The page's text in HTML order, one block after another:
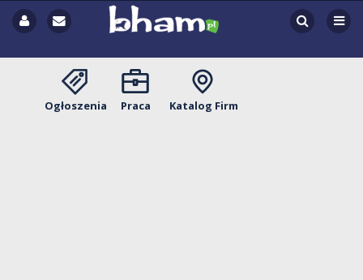
Ogłoszenia Praca Katalog Firm